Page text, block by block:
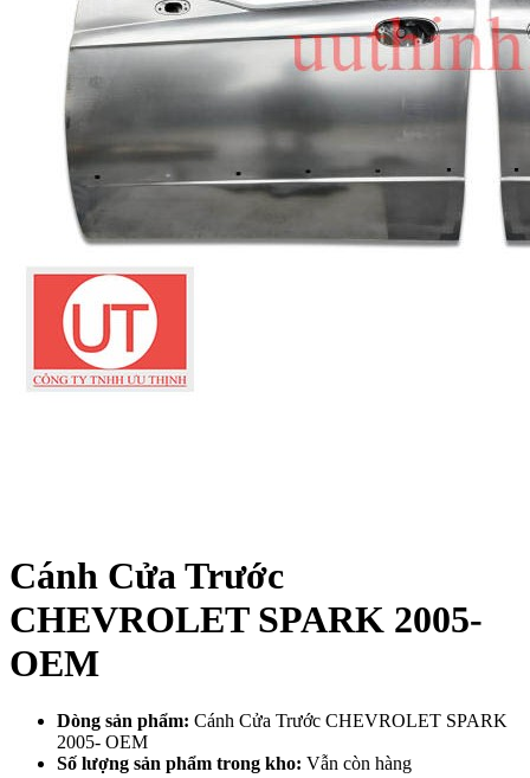
Cánh Cửa Trước
CHEVROLET SPARK 2005-
OEM
Dòng sản phẩm: Cánh Cửa Trước CHEVROLET SPARK
2005- OEM
Số lượng sản phẩm trong kho: Vẫn còn hàng